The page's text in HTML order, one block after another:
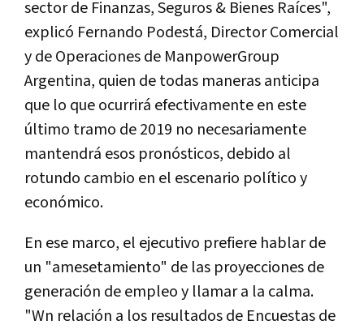
sector de Finanzas, Seguros & Bienes Raíces",
explicó Fernando Podestá, Director Comercial
y de Operaciones de ManpowerGroup
Argentina, quien de todas maneras anticipa
que lo que ocurrirá efectivamente en este
último tramo de 2019 no necesariamente
mantendrá esos pronósticos, debido al
rotundo cambio en el escenario político y
económico.
En ese marco, el ejecutivo prefiere hablar de
un "amesetamiento" de las proyecciones de
generación de empleo y llamar a la calma.
"Wn relación a los resultados de Encuestas de